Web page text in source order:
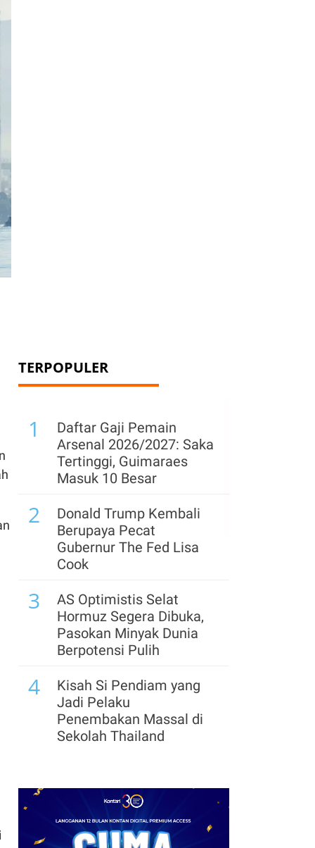
TERPOPULER
1
Daftar Gaji Pemain
Arsenal 2026/2027: Saka
Tertinggi, Guimaraes
Masuk 10 Besar
2
Donald Trump Kembali
Berupaya Pecat
Gubernur The Fed Lisa
Cook
3
AS Optimistis Selat
Hormuz Segera Dibuka,
Pasokan Minyak Dunia
Berpotensi Pulih
4
Kisah Si Pendiam yang
Jadi Pelaku
Penembakan Massal di
Sekolah Thailand
Siapkan US$ 3 Miliar
untuk Proyek Mineral
Strategis AS